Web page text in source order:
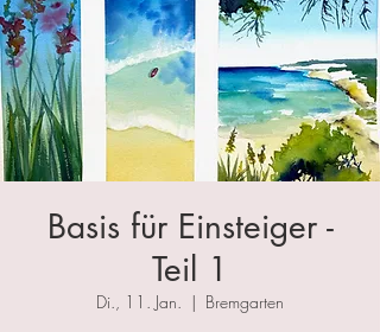
Basis für Einsteiger -
Teil 1
Di., 11. Jan.
  |
Bremgarten